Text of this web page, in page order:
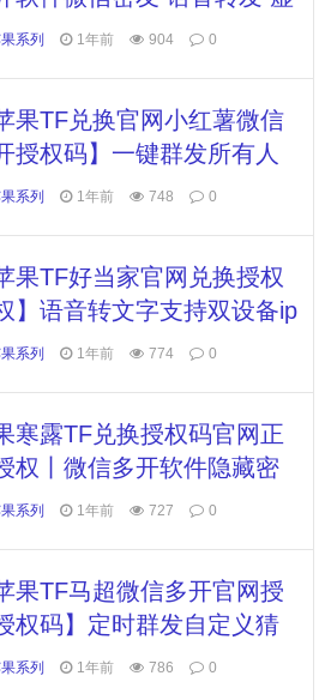
位全球穿越 朋友圈转发
系列 1年前 904 0
果TF兑换官网小红薯微信
授权码】一键群发所有人
密友虚拟定位全球穿越
系列 1年前 748 0
果TF好当家官网兑换授权
】语音转文字支持双设备ip
式登录本地大视频上传朋
系列 1年前 774 0
寒露TF兑换授权码官网正
权丨微信多开软件隐藏密
息全球虚拟定位全球穿越
系列 1年前 727 0
果TF马超微信多开官网授
权码】定时群发自定义猜
发朋友圈密友隐藏另外一
系列 1年前 786 0